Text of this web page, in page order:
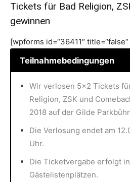
Tickets für Bad Religion,
gewinnen
[wpforms id=“36411″
Teilnahmebedingungen
Wir verlosen 5×2 Tickets
Religion, ZSK und
2018 auf der Gilde
Die Verlosung endet am
Uhr.
Die Ticketvergabe erfolgt
Gästelistenplätzen.